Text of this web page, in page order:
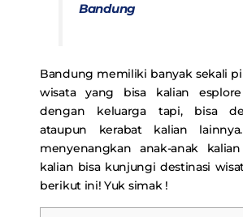
Bandung
Bandung memiliki banyak sekali
wisata yang bisa kalian
dengan keluarga tapi, bisa
ataupun kerabat kalian
menyenangkan anak-anak
kalian bisa kunjungi destinasi
berikut ini! Yuk simak !